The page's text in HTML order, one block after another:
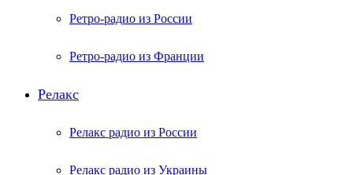
Ретро-радио из России
Ретро-радио из Франции
Релакс
Релакс радио из России
Релакс радио из Украины